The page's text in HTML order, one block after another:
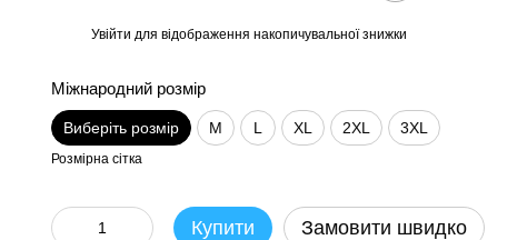
Увійти для відображення накопичувальної знижки
Міжнародний розмір
Виберіть розмір M L XL 2XL 3XL
Розмірна сітка
Купити Замовити швидко